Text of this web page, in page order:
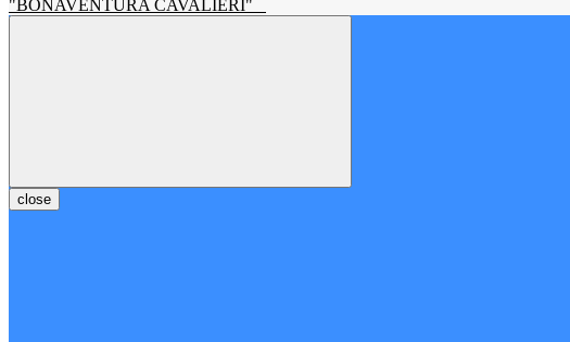
"BONAVENTURA CAVALIERI"
close